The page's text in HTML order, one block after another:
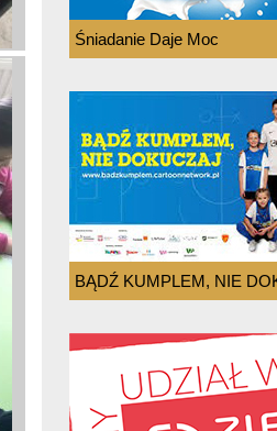
Śniadanie Daje Moc
BĄDŹ KUMPLEM, NIE